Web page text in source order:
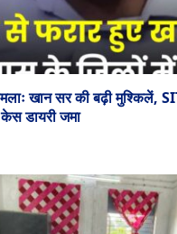
खान सर की बढ़ी मुश्किलें,
केस डायरी जमा